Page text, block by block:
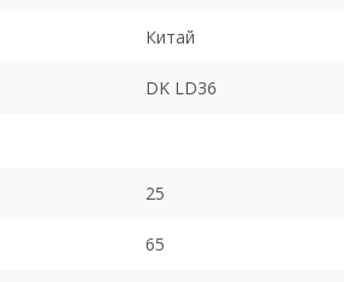
Китай
DK LD36
25
65